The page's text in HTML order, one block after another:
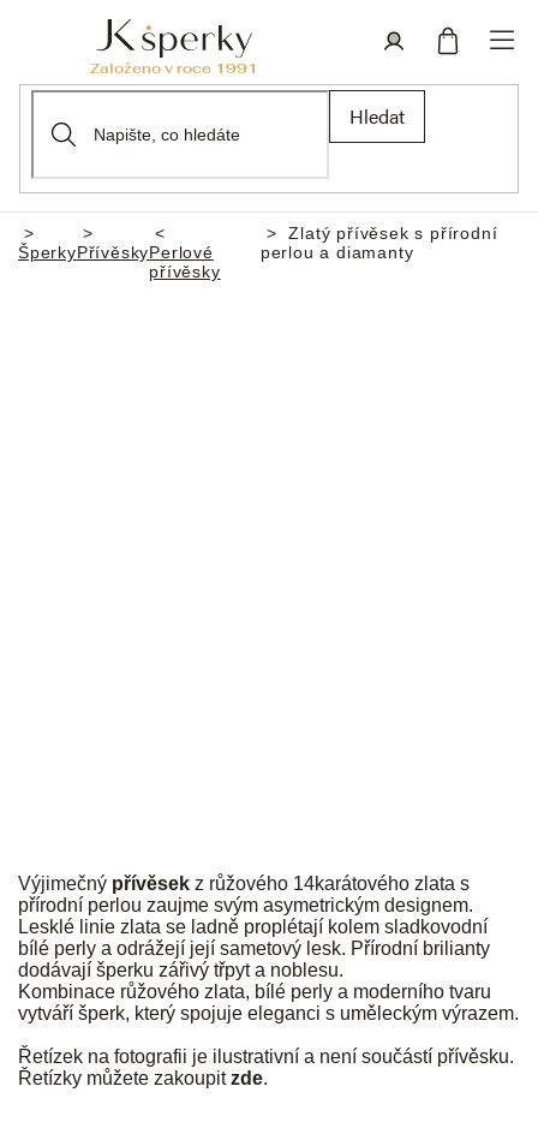
Hledat
Domů
ŠperkyPřívěskyPerlové
přívěsky
Zlatý přívěsek s přírodní
perlou a diamanty
Výjimečný přívěsek z růžového 14karátového zlata s
přírodní perlou zaujme svým asymetrickým designem.
Lesklé linie zlata se ladně proplétají kolem sladkovodní
bílé perly a odrážejí její sametový lesk. Přírodní brilianty
dodávají šperku zářivý třpyt a noblesu.
Kombinace růžového zlata, bílé perly a moderního tvaru
vytváří šperk, který spojuje eleganci s uměleckým výrazem.
Řetízek na fotografii je ilustrativní a není součástí přívěsku.
Řetízky můžete zakoupitzde.